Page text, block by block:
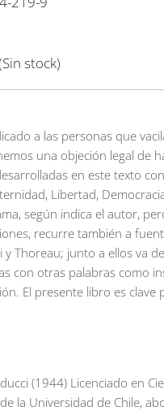
stock)
a las personas que
una objeción legal de
en este texto
Libertad,
según indica el autor,
recurre también a
y Thoreau; junto a ellos va
con otras palabras como
El presente libro es
(1944) Licenciado en
la Universidad de Chile,